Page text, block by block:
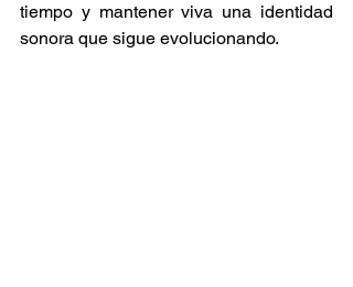
tiempo y mantener viva una identidad
sonora que sigue evolucionando.